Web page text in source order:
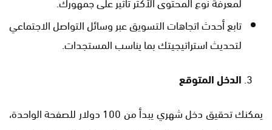
تابع أحدث اتجاهات التسويق عبر وسائل التواصل الاجتماعي
لتحديث استراتيجيتك بما يناسب المستجدات.
الدخل المتوقع
يمكنك تحقيق دخل شهري يبدأ من 100 دولار للصفحة الواحدة،